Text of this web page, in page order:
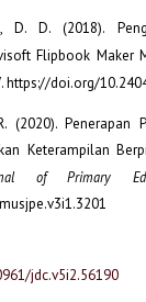
D. (2018).
Flipbook Maker
https://doi.org/
(2020). Penerapan
Keterampilan
of Primary
jdc.v5i2.56190